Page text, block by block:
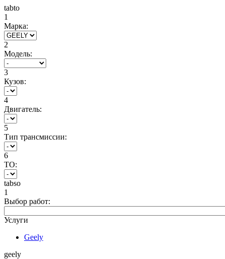
tabto
1
Марка:
2
Модель:
3
Кузов:
4
Двигатель:
5
Тип трансмиссии:
6
ТО:
tabso
1
Выбор работ:
Услуги
Geely
geely